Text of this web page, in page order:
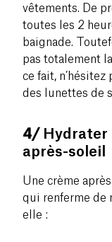
vêtements. De
toutes les 2
baignade.
pas totalement
ce fait, n’hésitez
des lunettes de
4/ Hydrater
après-soleil
Une crème
qui renferme de
elle :